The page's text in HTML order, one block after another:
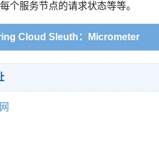
个服务节点的请求状态等等。
Cloud Sleuth：Micrometer